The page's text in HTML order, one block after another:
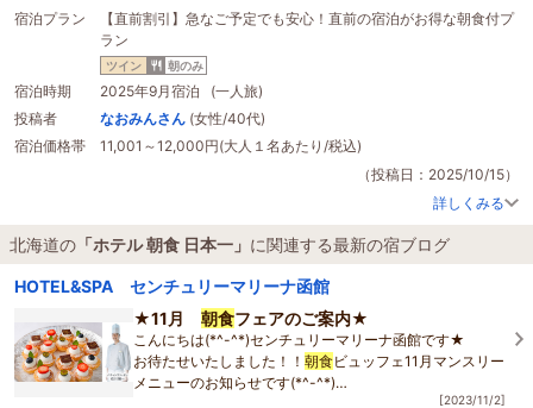
美味しくて種類の多いホテル
唯一ひとことつけるとしたら大浴場がないのが残念…
これで温泉とかあったら文句なしに
宿泊プラン
【直前割引】急なご予定でも安心！直前の宿泊がお得な朝食付プ
ラン
ツイン 朝のみ
宿泊時期
2025年9月宿泊 (一人旅)
投稿者
なおみんさん (女性/40代)
宿泊価格帯
11,001～12,000円(大人１名あたり/税込)
（投稿日：2025/10/15）
詳しくみる
北海道の 「ホテル 朝食 日本一」 に関連する最新の宿ブログ
HOTEL&SPA センチュリーマリーナ函館
★11月 朝食フェアのご案内★
こんにちは(*^-^*)センチュリーマリーナ函館です★
お待たせいたしました！！ 朝食ビュッフェ11月マンスリー
メニューのお知らせです(*^-^*)
[2023/11/2]